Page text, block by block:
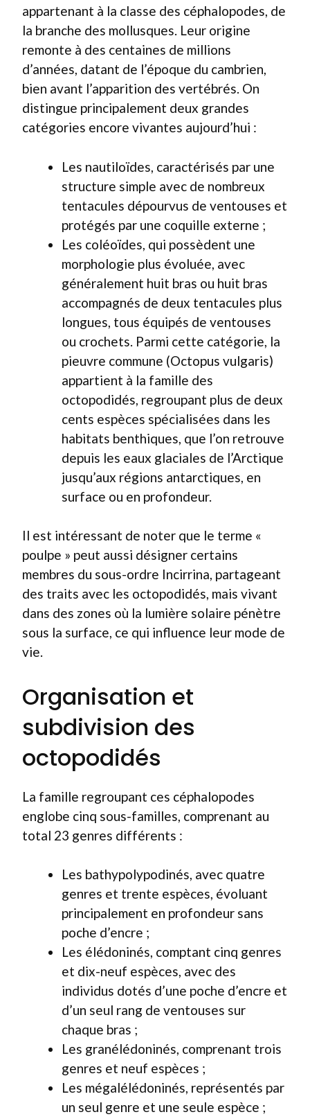
appartenant à la classe des céphalopodes, de
la branche des mollusques. Leur origine
remonte à des centaines de millions
d’années, datant de l’époque du cambrien,
bien avant l’apparition des vertébrés. On
distingue principalement deux grandes
catégories encore vivantes aujourd’hui :
Les nautiloïdes, caractérisés par une
structure simple avec de nombreux
tentacules dépourvus de ventouses et
protégés par une coquille externe ;
Les coléoïdes, qui possèdent une
morphologie plus évoluée, avec
généralement huit bras ou huit bras
accompagnés de deux tentacules plus
longues, tous équipés de ventouses
ou crochets. Parmi cette catégorie, la
pieuvre commune (Octopus vulgaris)
appartient à la famille des
octopodidés, regroupant plus de deux
cents espèces spécialisées dans les
habitats benthiques, que l’on retrouve
depuis les eaux glaciales de l’Arctique
jusqu’aux régions antarctiques, en
surface ou en profondeur.
Il est intéressant de noter que le terme «
poulpe » peut aussi désigner certains
membres du sous-ordre Incirrina, partageant
des traits avec les octopodidés, mais vivant
dans des zones où la lumière solaire pénètre
sous la surface, ce qui influence leur mode de
vie.
Organisation et
subdivision des
octopodidés
La famille regroupant ces céphalopodes
englobe cinq sous-familles, comprenant au
total 23 genres différents :
Les bathypolypodinés, avec quatre
genres et trente espèces, évoluant
principalement en profondeur sans
poche d’encre ;
Les élédoninés, comptant cinq genres
et dix-neuf espèces, avec des
individus dotés d’une poche d’encre et
d’un seul rang de ventouses sur
chaque bras ;
Les granélédoninés, comprenant trois
genres et neuf espèces ;
Les mégalélédoninés, représentés par
un seul genre et une seule espèce ;